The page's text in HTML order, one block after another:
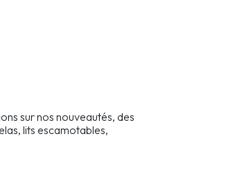
sur nos nouveautés, des
lits escamotables,